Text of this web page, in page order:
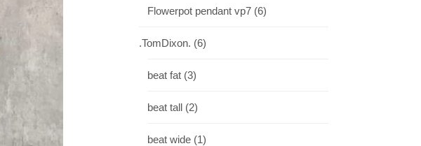
Flowerpot pendant vp7 (6)
.TomDixon. (6)
beat fat (3)
beat tall (2)
beat wide (1)